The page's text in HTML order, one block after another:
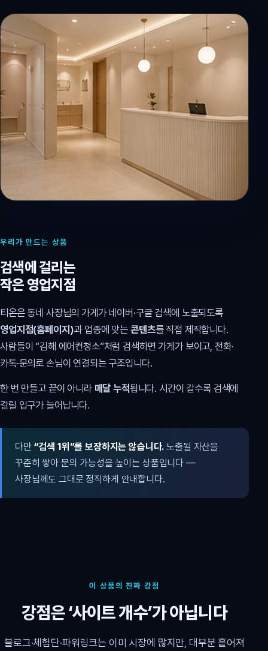
우리가 만드는 상품
검색에 걸리는
작은 영업지점
티온은 동네 사장님의 가게가 네이버·구글 검색에 노출되도록
영업지점(홈페이지)과 업종에 맞는 콘텐츠를 직접 제작합니다.
사람들이 “김해 에어컨청소”처럼 검색하면 가게가 보이고, 전화·
카톡·문의로 손님이 연결되는 구조입니다.
한 번 만들고 끝이 아니라 매달 누적됩니다. 시간이 갈수록 검색에
걸릴 입구가 늘어납니다.
다만 “검색 1위”를 보장하지는 않습니다. 노출될 자산을
꾸준히 쌓아 문의 가능성을 높이는 상품입니다 —
사장님께도 그대로 정직하게 안내합니다.
이 상품의 진짜 강점
강점은 ‘사이트 개수’가 아닙니다
블로그·체험단·파워링크는 이미 시장에 많지만, 대부분 흩어져